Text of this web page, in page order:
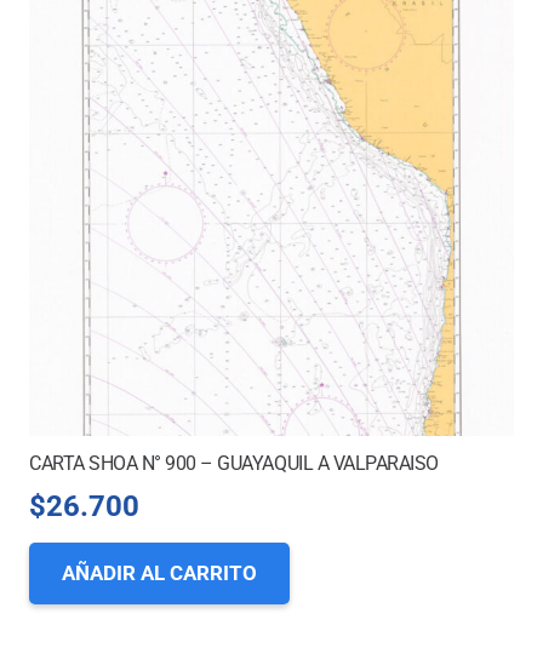
CARTA SHOA N° 900 – GUAYAQUIL A VALPARAISO
$26.700
AÑADIR AL CARRITO